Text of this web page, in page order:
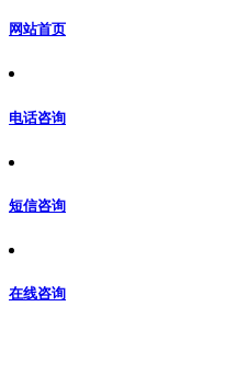
网站首页
电话咨询
短信咨询
在线咨询